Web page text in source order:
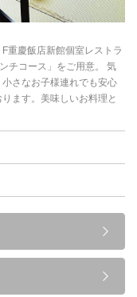
重慶飯店新館個室レストラ
チコース」をご用意。 気
さなお子様連れでも安心
ます。美味しいお料理と